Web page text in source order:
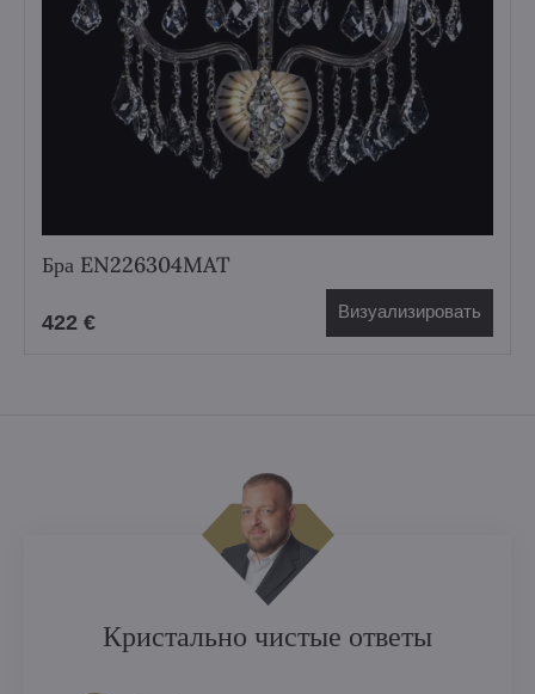
Бра EN226304MAT
422 € Визуализировать
Кристально чистые ответы